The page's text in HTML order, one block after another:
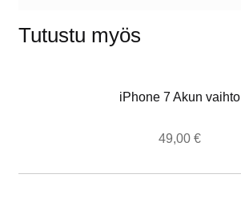
Tutustu myös
iPhone 7 Akun vaihto
49,00 €